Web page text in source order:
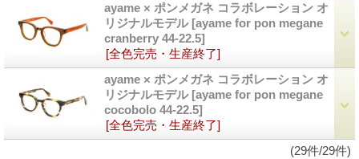
ayame × ポンメガネ コラボレーション オ
リジナルモデル [ayame for pon megane
cranberry 44-22.5]
[全色完売・生産終了]
ayame × ポンメガネ コラボレーション オ
リジナルモデル [ayame for pon megane
cocobolo 44-22.5]
[全色完売・生産終了]
(29件/29件)